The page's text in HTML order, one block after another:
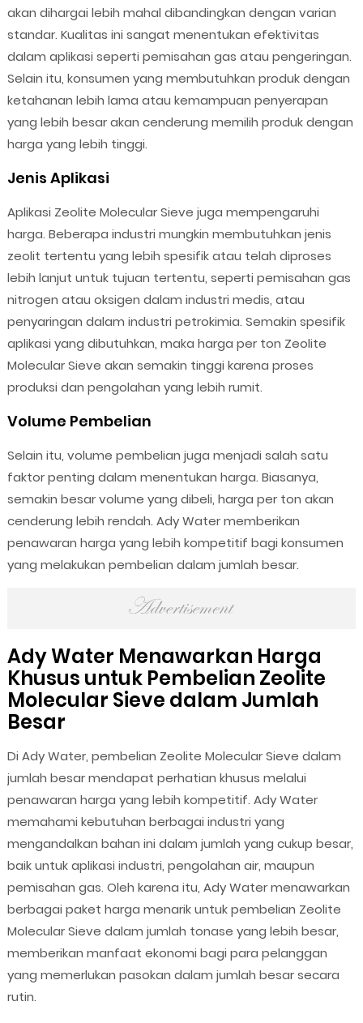
akan dihargai lebih mahal dibandingkan dengan varian
standar. Kualitas ini sangat menentukan efektivitas
dalam aplikasi seperti pemisahan gas atau pengeringan.
Selain itu, konsumen yang membutuhkan produk dengan
ketahanan lebih lama atau kemampuan penyerapan
yang lebih besar akan cenderung memilih produk dengan
harga yang lebih tinggi.
Jenis Aplikasi
Aplikasi Zeolite Molecular Sieve juga mempengaruhi
harga. Beberapa industri mungkin membutuhkan jenis
zeolit tertentu yang lebih spesifik atau telah diproses
lebih lanjut untuk tujuan tertentu, seperti pemisahan gas
nitrogen atau oksigen dalam industri medis, atau
penyaringan dalam industri petrokimia. Semakin spesifik
aplikasi yang dibutuhkan, maka harga per ton Zeolite
Molecular Sieve akan semakin tinggi karena proses
produksi dan pengolahan yang lebih rumit.
Volume Pembelian
Selain itu, volume pembelian juga menjadi salah satu
faktor penting dalam menentukan harga. Biasanya,
semakin besar volume yang dibeli, harga per ton akan
cenderung lebih rendah. Ady Water memberikan
penawaran harga yang lebih kompetitif bagi konsumen
yang melakukan pembelian dalam jumlah besar.
Ady Water Menawarkan Harga
Khusus untuk Pembelian Zeolite
Molecular Sieve dalam Jumlah
Besar
Di Ady Water, pembelian Zeolite Molecular Sieve dalam
jumlah besar mendapat perhatian khusus melalui
penawaran harga yang lebih kompetitif. Ady Water
memahami kebutuhan berbagai industri yang
mengandalkan bahan ini dalam jumlah yang cukup besar,
baik untuk aplikasi industri, pengolahan air, maupun
pemisahan gas. Oleh karena itu, Ady Water menawarkan
berbagai paket harga menarik untuk pembelian Zeolite
Molecular Sieve dalam jumlah tonase yang lebih besar,
memberikan manfaat ekonomi bagi para pelanggan
yang memerlukan pasokan dalam jumlah besar secara
rutin.